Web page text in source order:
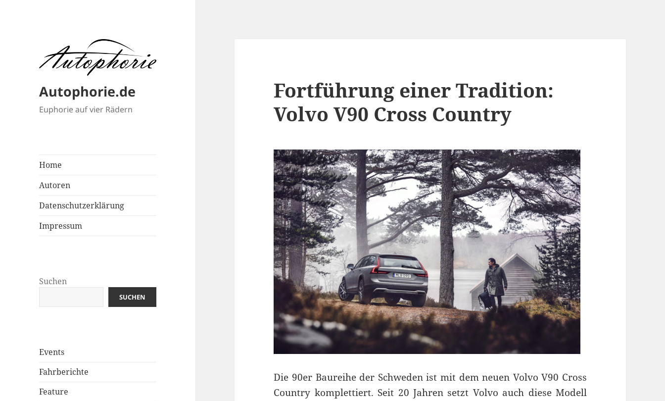
Autophorie.de
Euphorie auf vier Rädern
Home
Autoren
Datenschutzerklärung
Impressum
Suchen
SUCHEN
Events
Fahrberichte
Feature
Fortführung einer Tradition:
Volvo V90 Cross Country
Die 90er Baureihe der Schweden ist mit dem neuen Volvo V90 Cross
Country komplettiert. Seit 20 Jahren setzt Volvo auch diese Modell